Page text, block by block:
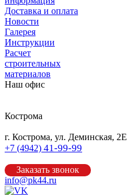
Доставка и оплата
Новости
Галерея
Инструкции
Расчет
строительных
материалов
Наш офис
Кострома
г. Кострома, ул. Деминская, 2Е
+7 (4942) 41-99-99
Заказать звонок
info@pk44.ru